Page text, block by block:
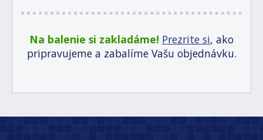
Na balenie si zakladáme! Prezrite si, ako
pripravujeme a zabalíme Vašu objednávku.